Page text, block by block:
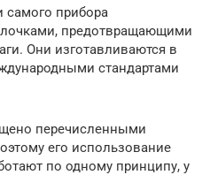
самого прибора
предотвращающими
Они изготавливаются в
стандартами
перечисленными
его использование
по одному принципу, у